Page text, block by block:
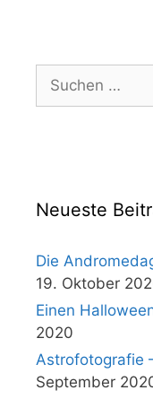
Suchen
nach:
Neueste
Die
19. Oktober
Einen
2020
Astrofotografie
September